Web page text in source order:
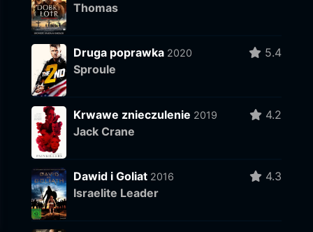
Thomas
Druga poprawka 2020
Sproule
5.4
Krwawe znieczulenie 2019
Jack Crane
4.2
Dawid i Goliat 2016
Israelite Leader
4.3